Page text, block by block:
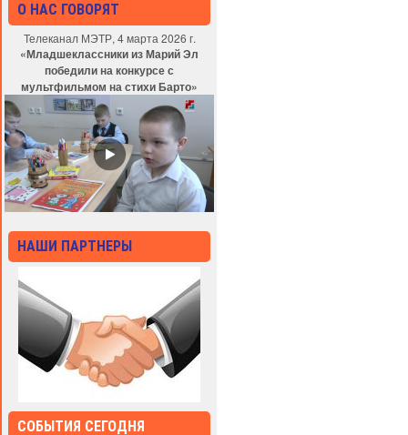
О НАС ГОВОРЯТ
Телеканал МЭТР, 4 марта 2026 г.
«Младшеклассники из Марий Эл
победили на конкурсе с
мультфильмом на стихи Барто»
НАШИ ПАРТНЕРЫ
СОБЫТИЯ СЕГОДНЯ